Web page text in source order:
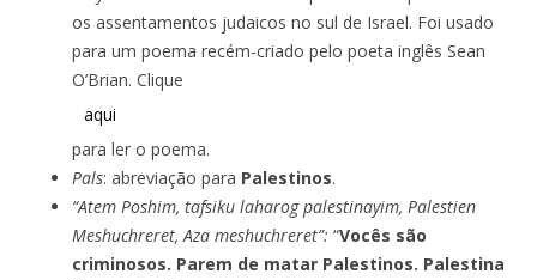
os assentamentos judaicos no sul de Israel. Foi usado
para um poema recém-criado pelo poeta inglês Sean
O’Brian. Clique
aqui
para ler o poema.
Pals: abreviação para Palestinos.
“Atem Poshim, tafsiku laharog palestinayim, Palestien
Meshuchreret, Aza meshuchreret”: “Vocês são
criminosos. Parem de matar Palestinos. Palestina